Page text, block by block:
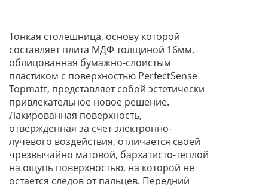
Тонкая столешница, основу которой
составляет плита МДФ толщиной 16мм,
облицованная бумажно-слоистым
пластиком с поверхностью PerfectSense
Topmatt, представляет собой эстетически
привлекательное новое решение.
Лакированная поверхность,
отвержденная за счет электронно-
лучевого воздействия, отличается своей
чрезвычайно матовой, бархатисто-теплой
на ощупь поверхностью, на которой не
остается следов от пальцев. Передний